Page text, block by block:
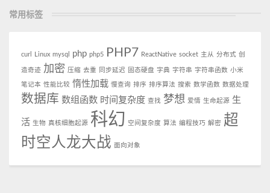
常用标签
curl Linux mysql php php5 PHP7 ReactNative socket 主从 分布式 创
造奇迹 加密 压缩 去重 同步延迟 固态硬盘 字典 字符串 字符串函数 小米
笔记本 性能比较 惰性加载 慢查询 排序 排序算法 搜索 数学函数 数据处理
数据库 数组函数 时间复杂度 查找 梦想 爱情 生命起源 生
活 生物 真核细胞起源 科幻 空间复杂度 算法 编程技巧 解密 超
时空人龙大战 面向对象